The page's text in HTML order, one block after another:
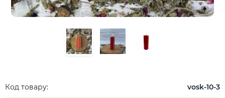
Код товару: vosk-10-3